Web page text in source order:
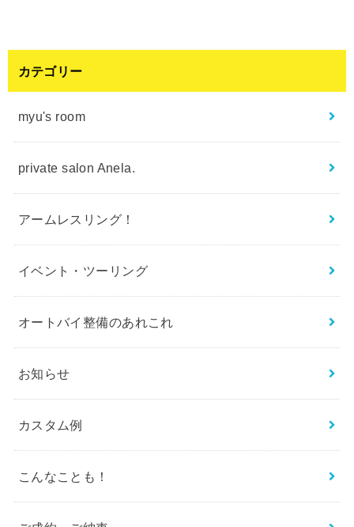
カテゴリー
myu's room
private salon Anela.
アームレスリング！
イベント・ツーリング
オートバイ整備のあれこれ
お知らせ
カスタム例
こんなことも！